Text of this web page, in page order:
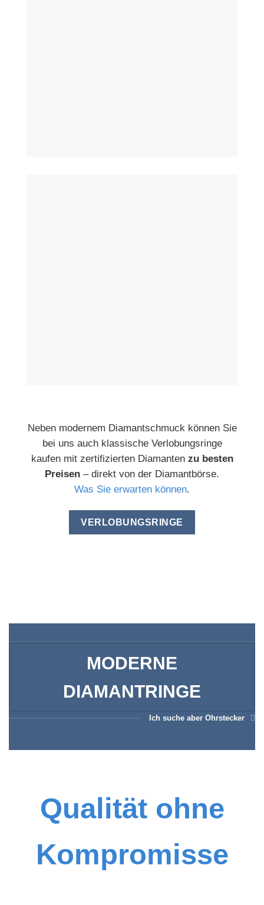
Neben modernem Diamantschmuck können Sie
bei uns auch klassische Verlobungsringe
kaufen mit zertifizierten Diamanten zu besten
Preisen – direkt von der Diamantbörse.
Was Sie erwarten können.
VERLOBUNGSRINGE
MODERNE
DIAMANTRINGE
Ich suche aber Ohrstecker
Qualität ohne
Kompromisse